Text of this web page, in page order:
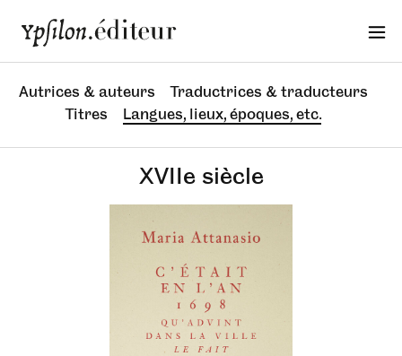
Autrices & auteurs
Traductrices & traducteurs
Titres
Langues, lieux, époques, etc.
XVIIe siècle